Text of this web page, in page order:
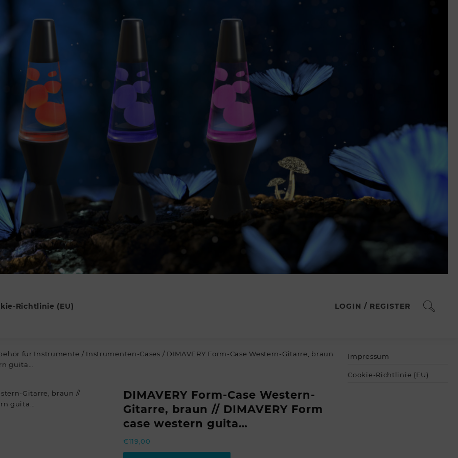
Richtlinie (EU) LOGIN / REGISTER
für Instrumente / Instrumenten-Cases / DIMAVERY Form-Case Western-Gitarre, braun
guita…
DIMAVERY Form-Case Western-
Gitarre, braun // DIMAVERY Form
case western guita…
€119,00
Impressum
Cookie-Richtlinie (EU)